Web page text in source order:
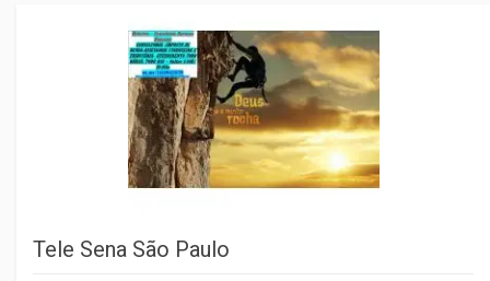
Tele Sena São Paulo